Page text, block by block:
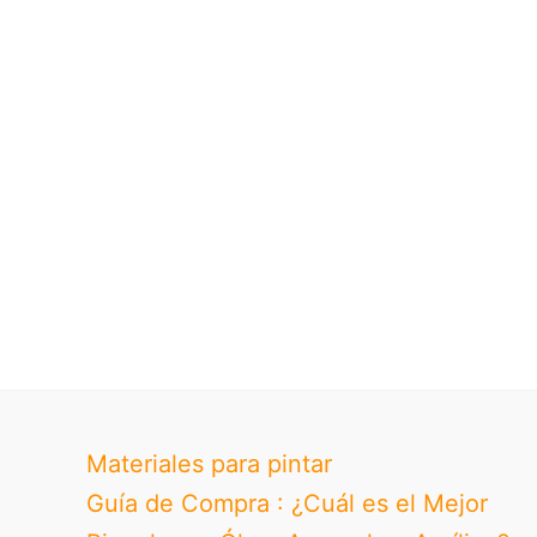
Materiales para pintar
Guía de Compra : ¿Cuál es el Mejor